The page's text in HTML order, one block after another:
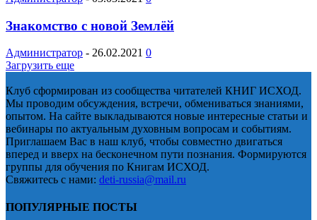
Знакомство с новой Землёй
Администратор - 26.02.2021 0
Загрузить еще
Клуб сформирован из сообщества читателей КНИГ ИСХОД.
Мы проводим обсуждения, встречи, обмениваться знаниями,
опытом. На сайте выкладываются новые интересные статьи и
вебинары по актуальным духовным вопросам и событиям.
Приглашаем Вас в наш клуб, чтобы совместно двигаться
вперед и вверх на бесконечном пути познания. Формируются
группы для обучения по Книгам ИСХОД.
Свяжитесь с нами: deti-russia@mail.ru
ПОПУЛЯРНЫЕ ПОСТЫ